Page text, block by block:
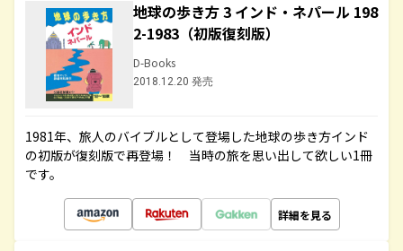
地球の歩き方 3 インド・ネパール 198
2-1983（初版復刻版）
D-Books
2018.12.20 発売
1981年、旅人のバイブルとして登場した地球の歩き方インド
の初版が復刻版で再登場！ 当時の旅を思い出して欲しい1冊
です。
詳細を見る